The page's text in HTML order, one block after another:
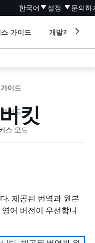
한국어 설정 문의하
가이드 개발자 도구
이드
이드킷
스 모드
. 제공된 번역과 원본
어 버전이 우선합니